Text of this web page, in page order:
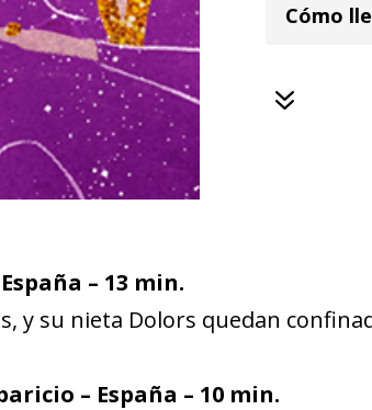
Cómo
7
– 13 min.
y su nieta Dolors quedan
– España – 10 min.